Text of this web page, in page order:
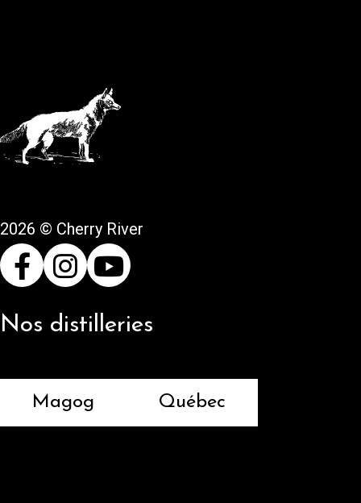
2026 © Cherry River
Nos distilleries
Magog Québec